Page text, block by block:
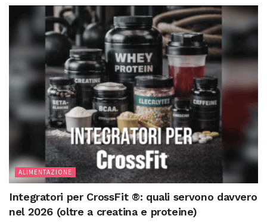
ALIMENTAZIONE
Integratori per CrossFit ®: quali servono davvero
nel 2026 (oltre a creatina e proteine)